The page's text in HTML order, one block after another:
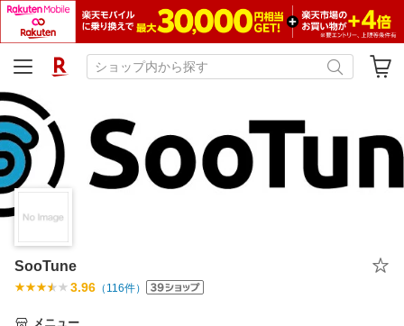
SooTune
3.96 （ 116件）
メニュー